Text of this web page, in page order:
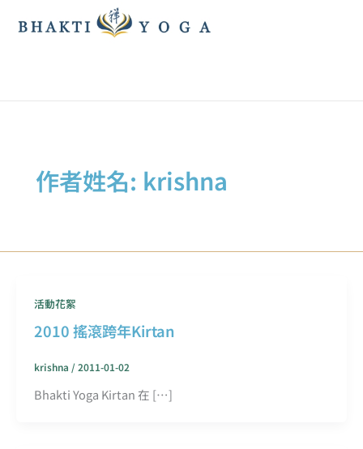
容
作者姓名: krishna
活動花絮
2010 搖滾跨年Kirtan
krishna /2011-01-02
Bhakti Yoga Kirtan 在 […]